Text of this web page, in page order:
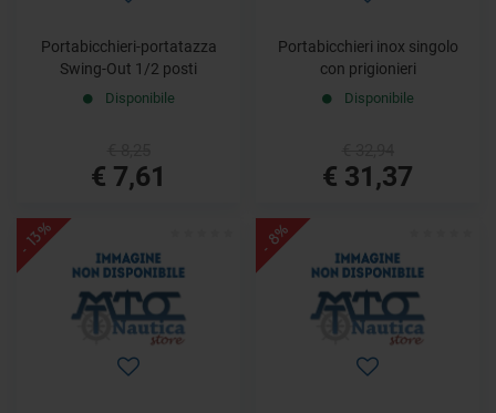
Portabicchieri-portatazza
Swing-Out 1/2 posti
Disponibile
€ 7,61
Portabicchieri inox singolo
con prigionieri
Disponibile
€ 31,37
- 13% - 8%